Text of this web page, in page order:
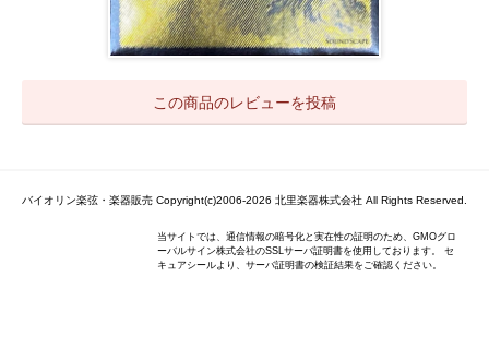
この商品のレビューを投稿
バイオリン楽弦・楽器販売 Copyright(c)2006-2026 北里楽器株式会社 All Rights Reserved.
当サイトでは、通信情報の暗号化と実在性の証明のため、GMOグロ
ーバルサイン株式会社のSSLサーバ証明書を使用しております。 セ
キュアシールより、サーバ証明書の検証結果をご確認ください。